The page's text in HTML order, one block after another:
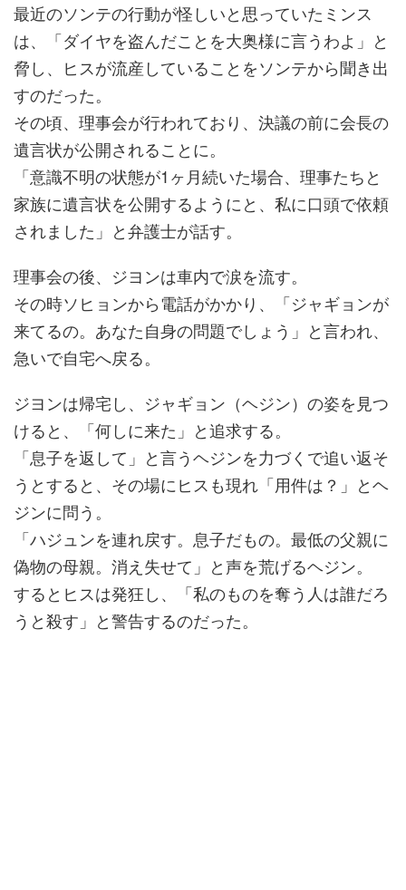
最近のソンテの行動が怪しいと思っていたミンス
は、「ダイヤを盗んだことを大奥様に言うわよ」と
脅し、ヒスが流産していることをソンテから聞き出
すのだった。
その頃、理事会が行われており、決議の前に会長の
遺言状が公開されることに。
「意識不明の状態が1ヶ月続いた場合、理事たちと
家族に遺言状を公開するようにと、私に口頭で依頼
されました」と弁護士が話す。
理事会の後、ジヨンは車内で涙を流す。
その時ソヒョンから電話がかかり、「ジャギョンが
来てるの。あなた自身の問題でしょう」と言われ、
急いで自宅へ戻る。
ジヨンは帰宅し、ジャギョン（ヘジン）の姿を見つ
けると、「何しに来た」と追求する。
「息子を返して」と言うヘジンを力づくで追い返そ
うとすると、その場にヒスも現れ「用件は？」とヘ
ジンに問う。
「ハジュンを連れ戻す。息子だもの。最低の父親に
偽物の母親。消え失せて」と声を荒げるヘジン。
するとヒスは発狂し、「私のものを奪う人は誰だろ
うと殺す」と警告するのだった。